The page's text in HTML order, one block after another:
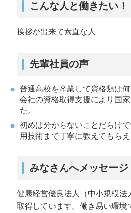
こんな人と働きたい！
挨拶が出来て素直な人
先輩社員の声
普通高校を卒業して資格類は
会社の資格取得支援により国
た。
初めは分からないことだらけ
用技術まで丁寧に教えてもらえ
みなさんへメッセージ
健康経営優良法人（中小規模法
取得しています。働き易い環境